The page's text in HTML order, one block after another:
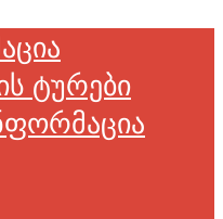
ტურები